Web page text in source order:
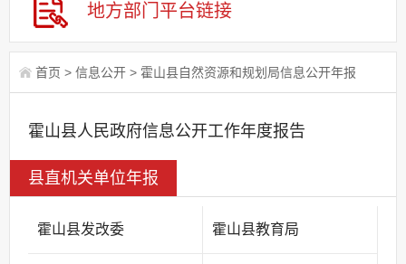
地方部门平台链接
首页 > 信息公开 > 霍山县自然资源和规划局信息公开年报
霍山县人民政府信息公开工作年度报告
县直机关单位年报
霍山县发改委 霍山县教育局